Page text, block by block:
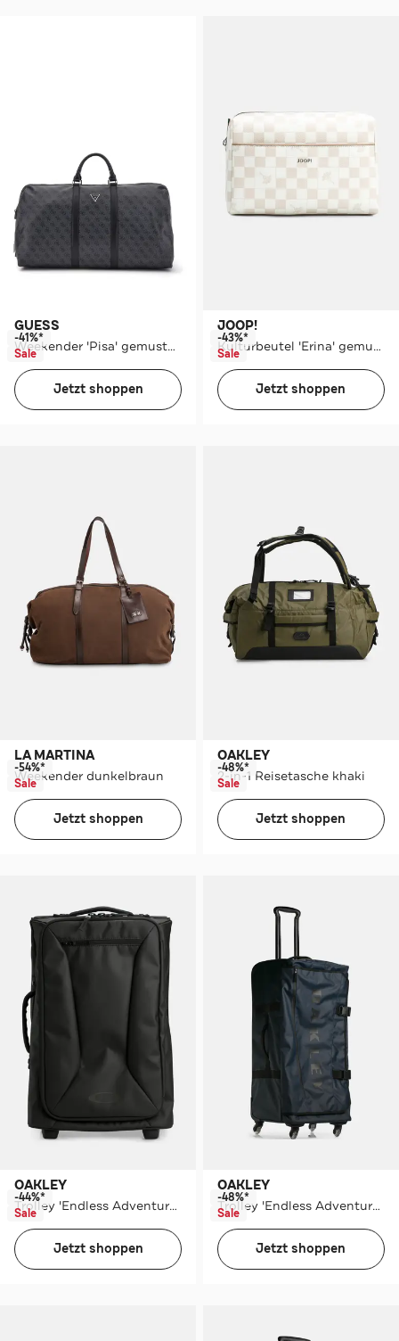
GUESS
Weekender 'Pisa' gemustert
-41%*
Sale
Jetzt shoppen
JOOP!
Kulturbeutel 'Erina' gemustert
-43%*
Sale
Jetzt shoppen
LA MARTINA
Weekender dunkelbraun
-54%*
Sale
Jetzt shoppen
OAKLEY
2-in-1 Reisetasche khaki
-48%*
Sale
Jetzt shoppen
OAKLEY
Trolley 'Endless Adventure' schwarz
-44%*
Sale
Jetzt shoppen
OAKLEY
Trolley 'Endless Adventure' dunkelblau
-48%*
Sale
Jetzt shoppen